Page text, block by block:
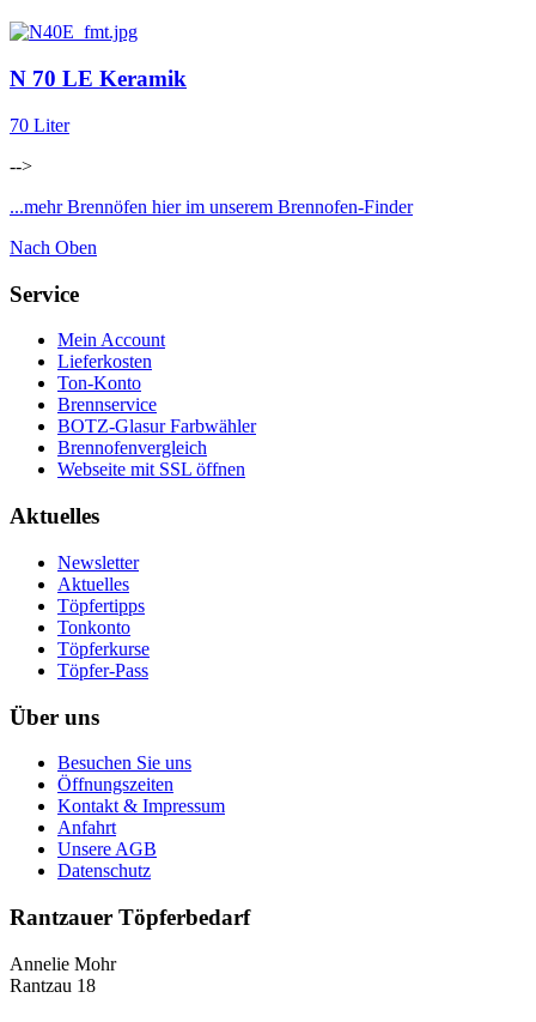
N 70 LE Keramik
70 Liter
-->
...mehr Brennöfen hier im unserem Brennofen-Finder
Nach Oben
Service
Mein Account
Lieferkosten
Ton-Konto
Brennservice
BOTZ-Glasur Farbwähler
Brennofenvergleich
Webseite mit SSL öffnen
Aktuelles
Newsletter
Aktuelles
Töpfertipps
Tonkonto
Töpferkurse
Töpfer-Pass
Über uns
Besuchen Sie uns
Öffnungszeiten
Kontakt & Impressum
Anfahrt
Unsere AGB
Datenschutz
Rantzauer Töpferbedarf
Annelie Mohr
Rantzau 18